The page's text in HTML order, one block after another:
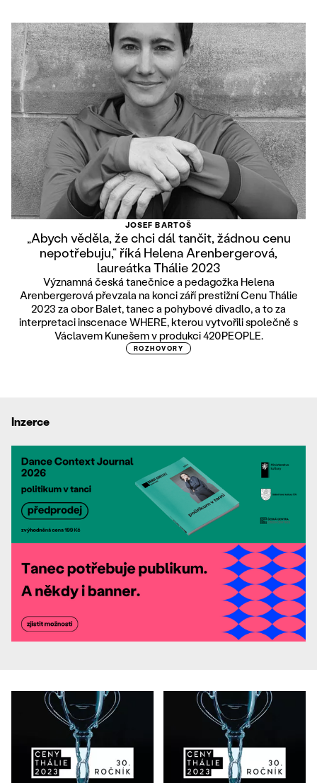
JOSEF BARTOŠ
„Abych věděla, že chci dál tančit, žádnou cenu
nepotřebuju,“ říká Helena Arenbergerová,
laureátka Thálie 2023
Významná česká tanečnice a pedagožka Helena
Arenbergerová převzala na konci září prestižní Cenu Thálie
2023 za obor Balet, tanec a pohybové divadlo, a to za
interpretaci inscenace WHERE, kterou vytvořili společně s
Václavem Kunešem v produkci 420PEOPLE.
ROZHOVORY
Inzerce